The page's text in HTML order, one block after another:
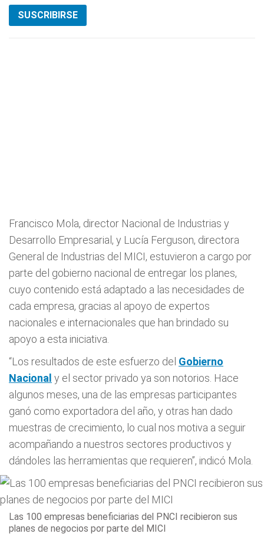
SUSCRIBIRSE
Francisco Mola, director Nacional de Industrias y
Desarrollo Empresarial, y Lucía Ferguson, directora
General de Industrias del MICI, estuvieron a cargo por
parte del gobierno nacional de entregar los planes,
cuyo contenido está adaptado a las necesidades de
cada empresa, gracias al apoyo de expertos
nacionales e internacionales que han brindado su
apoyo a esta iniciativa.
“Los resultados de este esfuerzo del Gobierno
Nacional y el sector privado ya son notorios. Hace
algunos meses, una de las empresas participantes
ganó como exportadora del año, y otras han dado
muestras de crecimiento, lo cual nos motiva a seguir
acompañando a nuestros sectores productivos y
dándoles las herramientas que requieren”, indicó Mola.
Las 100 empresas beneficiarias del PNCI recibieron sus
planes de negocios por parte del MICI